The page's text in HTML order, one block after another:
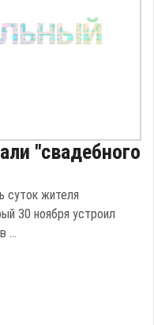
"свадебного
суток жителя
30 ноября устроил
...